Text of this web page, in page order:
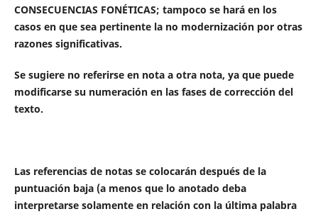
CONSECUENCIAS FONÉTICAS; tampoco se hará en los
casos en que sea pertinente la no modernización por otras
razones significativas.
Se sugiere no referirse en nota a otra nota, ya que puede
modificarse su numeración en las fases de corrección del
texto.
Las referencias de notas se colocarán después de la
puntuación baja (a menos que lo anotado deba
interpretarse solamente en relación con la última palabra